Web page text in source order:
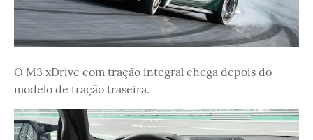
O M3 xDrive com tração integral chega depois do
modelo de tração traseira.